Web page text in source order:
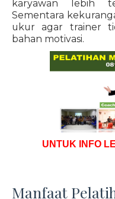
karyawan lebih
Sementara
ukur agar trainer
bahan motivasi.
UNTUK INFO
Manfaat